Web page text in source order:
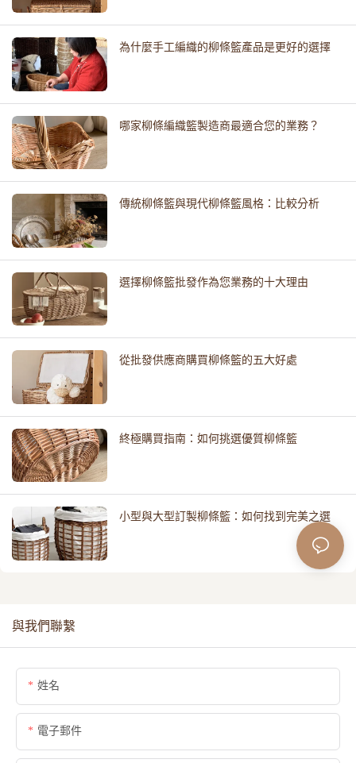
為什麼手工編織的柳條籃產品是更好的選擇
哪家柳條編織籃製造商最適合您的業務？
傳統柳條籃與現代柳條籃風格：比較分析
選擇柳條籃批發作為您業務的十大理由
從批發供應商購買柳條籃的五大好處
終極購買指南：如何挑選優質柳條籃
小型與大型訂製柳條籃：如何找到完美之選
與我們聯繫
姓名
電子郵件